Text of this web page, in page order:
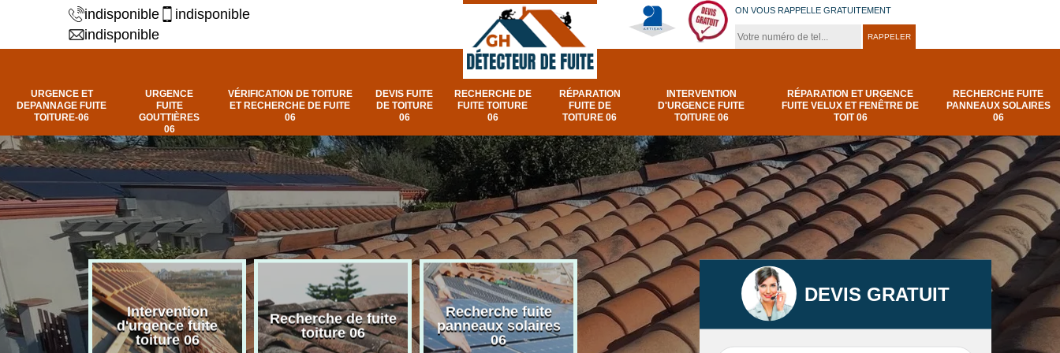
indisponible
indisponible
indisponible
ON VOUS RAPPELLE GRATUITEMENT
URGENCE ET
DEPANNAGE FUITE
TOITURE-06
URGENCE
FUITE
GOUTTIÈRES
06
VÉRIFICATION DE TOITURE
ET RECHERCHE DE FUITE
06
DEVIS FUITE
DE TOITURE
06
RECHERCHE DE
FUITE TOITURE
06
RÉPARATION
FUITE DE
TOITURE 06
INTERVENTION
D'URGENCE FUITE
TOITURE 06
RÉPARATION ET URGENCE
FUITE VELUX ET FENÊTRE DE
TOIT 06
RECHERCHE FUITE
PANNEAUX SOLAIRES
06
de
06
Intervention
d'urgence fuite
toiture 06
Recherche de fuite
toiture 06
Recherche fuite
panneaux solaires
06
Réparation et
urgence fuite velux
et fenêtre de toit 06
Réparation fuite de
toiture 06
Urgence et
depannage fuite
toiture-06
DEVIS GRATUIT